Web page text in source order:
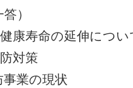
）
康寿命の延伸につ
対策
事業の現状